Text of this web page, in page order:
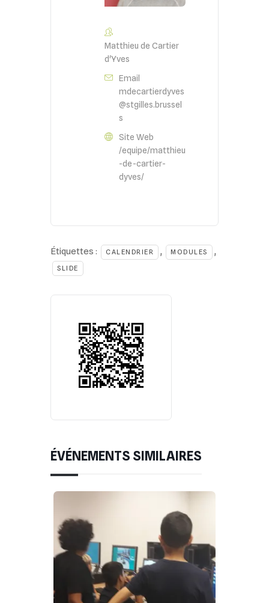
Matthieu de Cartier
d'Yves
Email
mdecartierdyves
@stgilles.brussel
s
Site Web
/equipe/matthieu
-de-cartier-
dyves/
Étiquettes : CALENDRIER , MODULES ,
SLIDE
ÉVÉNEMENTS SIMILAIRES